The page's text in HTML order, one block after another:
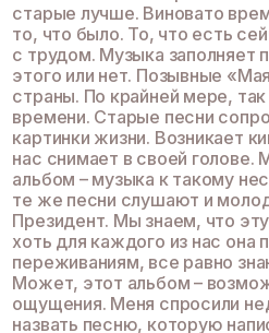
времени. Старые песни
картинки жизни. Возникает кино,
нас снимает в своей голове.
альбом – музыка к такому
те же песни слушают и молодой
Президент. Мы знаем, что эту
хоть для каждого из нас она
переживаниям, все равно знание
Может, этот альбом –
ощущения. Меня спросили
назвать песню, которую
про которую хочется сказать –
Может быть, этот альбом – ответ
Дмитрий Маликов, декабрь 2001
обложки использовано фото
2001 (с) дизайн студия «COPM»
(Iva. Nova records)
Треклист